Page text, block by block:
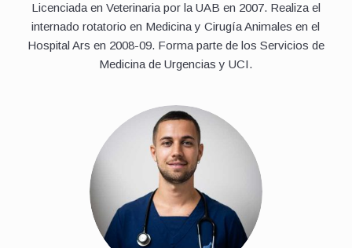
Licenciada en Veterinaria por la UAB en 2007. Realiza el
internado rotatorio en Medicina y Cirugía Animales en el
Hospital Ars en 2008-09. Forma parte de los Servicios de
Medicina de Urgencias y UCI.